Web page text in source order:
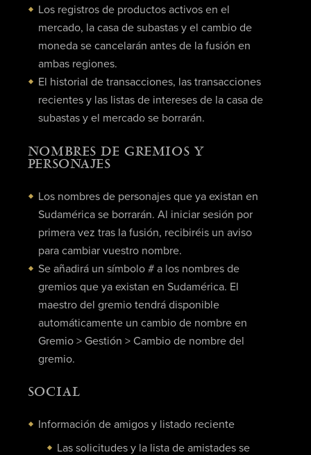
Los registros de productos activos en el
mercado, la casa de subastas y el cambio de
moneda se cancelarán antes de la fusión en
ambas regiones.
El historial de transacciones, las transacciones
recientes y las listas de intereses de la casa de
subastas y el mercado se borrarán.
NOMBRES DE GREMIOS Y
PERSONAJES
Los nombres de personajes que ya existan en
Sudamérica se borrarán. Al iniciar sesión por
primera vez tras la fusión, recibiréis un aviso
para cambiar vuestro nombre.
Se añadirá un símbolo # a los nombres de
gremios que ya existan en Sudamérica. El
maestro del gremio tendrá disponible
automáticamente un cambio de nombre en
Gremio > Gestión > Cambio de nombre del
gremio.
SOCIAL
Información de amigos y listado reciente
Las solicitudes y la lista de amistades se